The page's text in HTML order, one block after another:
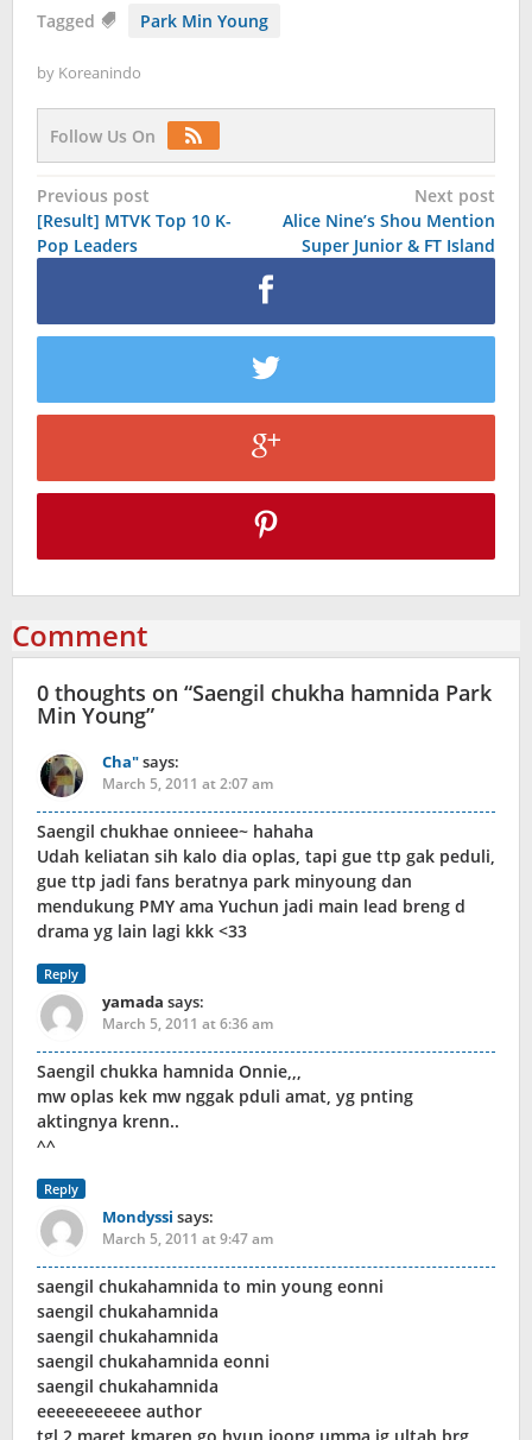
Tagged Park Min Young
by Koreanindo
Follow Us On
Post
navigation
Previous post
[Result] MTVK Top 10 K-
Pop Leaders
Next post
Alice Nine’s Shou Mention
Super Junior & FT Island
Comment
0 thoughts on “Saengil chukha hamnida Park
Min Young”
Cha"says:
March 5, 2011 at 2:07 am
Saengil chukhae onnieee~ hahaha
Udah keliatan sih kalo dia oplas, tapi gue ttp gak peduli,
gue ttp jadi fans beratnya park minyoung dan
mendukung PMY ama Yuchun jadi main lead breng d
drama yg lain lagi kkk <33
Reply
yamada says:
March 5, 2011 at 6:36 am
Saengil chukka hamnida Onnie,,,
mw oplas kek mw nggak pduli amat, yg pnting
aktingnya krenn..
^^
Reply
Mondyssi says:
March 5, 2011 at 9:47 am
saengil chukahamnida to min young eonni
saengil chukahamnida
saengil chukahamnida
saengil chukahamnida eonni
saengil chukahamnida
eeeeeeeeeee author